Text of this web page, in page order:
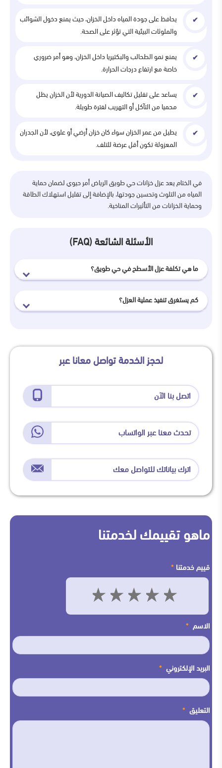
يحافظ على جودة المياه داخل الخزان، حيث يمنع دخول الشوائب
والملوثات البيئية التي تؤثر على الصحة.
يمنع نمو الطحالب والبكتيريا داخل الخزان، وهو أمر ضروري
خاصة مع ارتفاع درجات الحرارة.
يساعد على تقليل تكاليف الصيانة الدورية لأن الخزان يظل
محميا من التآكل أو التهريب لفترة طويلة.
يطيل من عمر الخزان سواء كان خزان أرضي أو علوي، لأن الجدران
المعزولة تكون أقل عرضة للتلف.
في الختام يعد عزل خزانات حي طويق الرياض أمر حيوي لضمان حماية
المياه من التلوث وتحسين جودتها، بالإضافة إلى تقليل استهلاك الطاقة
وحماية الخزانات من التأثيرات المناخية.
الأسئلة الشائعة (FAQ)
ما هي تكلفة عزل الأسطح في حي طويق؟
كم يستغرق تنفيذ عملية العزل؟
لحجز الخدمة تواصل معانا عبر
اتصل بنا الآن
تحدث معنا عبر الواتساب
اترك بياناتك للتواصل معك
ماهو تقييمك لخدمتنا
قييم خدمتنا *
4 3 2 1
الاسم *
البريد الإلكتروني *
التعليق *